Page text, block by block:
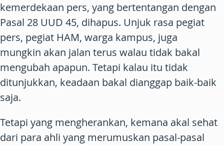
kemerdekaan pers, yang bertentangan dengan
Pasal 28 UUD 45, dihapus. Unjuk rasa pegiat
pers, pegiat HAM, warga kampus, juga
mungkin akan jalan terus walau tidak bakal
mengubah apapun. Tetapi kalau itu tidak
ditunjukkan, keadaan bakal dianggap baik-baik
saja.
Tetapi yang mengherankan, kemana akal sehat
dari para ahli yang merumuskan pasal-pasal